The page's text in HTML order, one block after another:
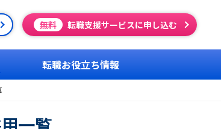
無料 転職支援サービスに申し込む
転職お役立ち情報